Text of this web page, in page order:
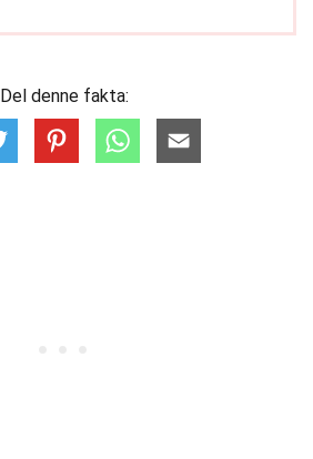
Del denne fakta: